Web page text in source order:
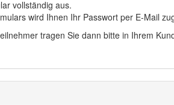
vollständig aus.
wird Ihnen Ihr Passwort per E-Mail
tragen Sie dann bitte in Ihrem